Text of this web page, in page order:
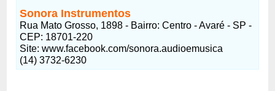
Sonora Instrumentos
Rua Mato Grosso, 1898 - Bairro: Centro - Avaré - SP -
CEP: 18701-220
Site: www.facebook.com/sonora.audioemusica
(14) 3732-6230